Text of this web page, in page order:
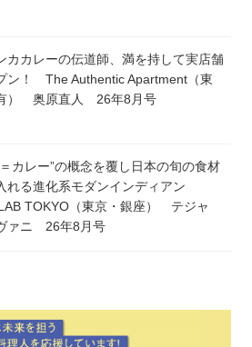
カカレーの伝道師、満を持して実店舗
ン！ The Authentic Apartment（東
） 奥原直人 26年8月号
カレー”の概念を覆し日本の旬の食材
れる進化系モダンインディアン
TOKYO（東京・銀座） テジャ
ァニ 26年8月号